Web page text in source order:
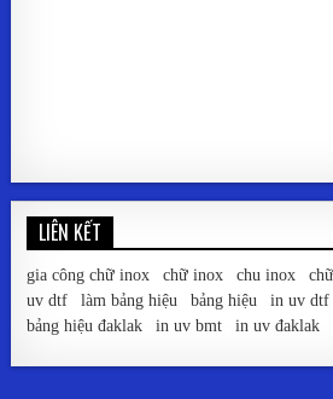
LIÊN KẾT
gia công chữ inox |chữ inox |chu inox |
uv dtf |làm bảng hiệu |bảng hiệu |in uv dtf
bảng hiệu đaklak |in uv bmt |in uv đaklak